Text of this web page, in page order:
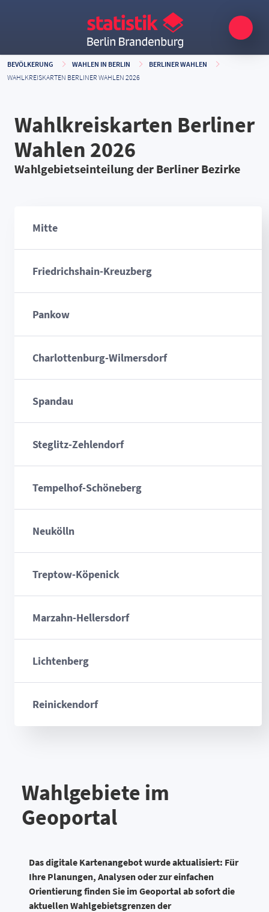
BEVÖLKERUNG WAHLEN IN BERLIN
BERLINER WAHLEN
WAHLKREISKARTEN BERLINER WAHLEN 2026
Wahlkreiskarten Berliner
Wahlen 2026
Wahlgebietseinteilung der Berliner Bezirke
Mitte
Friedrichshain-Kreuzberg
Pankow
Charlottenburg-Wilmersdorf
Spandau
Steglitz-Zehlendorf
Tempelhof-Schöneberg
Neukölln
Treptow-Köpenick
Marzahn-Hellersdorf
Lichtenberg
Reinickendorf
Wahlgebiete im
Geoportal
Das digitale Kartenangebot wurde aktualisiert: Für
Ihre Planungen, Analysen oder zur einfachen
Orientierung finden Sie im Geoportal ab sofort die
aktuellen Wahlgebietsgrenzen der